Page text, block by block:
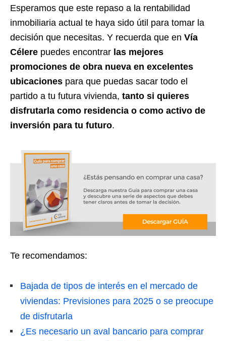
Esperamos que este repaso a la rentabilidad
inmobiliaria actual te haya sido útil para tomar la
decisión que necesitas. Y recuerda que en Vía
Célere puedes encontrar las mejores
promociones de obra nueva en excelentes
ubicaciones para que puedas sacar todo el
partido a tu futura vivienda, tanto si quieres
disfrutarla como residencia o como activo de
inversión para tu futuro.
Te recomendamos:
Bajada de tipos de interés en el mercado de
viviendas: Previsiones para 2025 o se preocupe
de disfrutarla
¿Es necesario un aval bancario para comprar